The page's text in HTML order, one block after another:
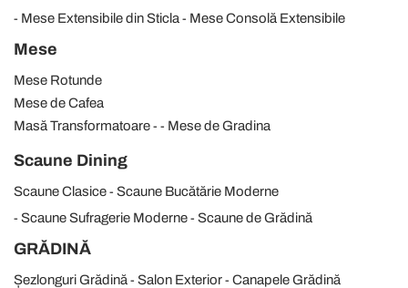
Mese Extensibile din Sticla
Mese Consolă Extensibile
Mese
Mese Rotunde
Mese de Cafea
Masă Transformatoare
Mese de Gradina
Scaune Dining
Scaune Clasice
Scaune Bucătărie Moderne
Scaune Sufragerie Moderne
Scaune de Grădină
GRĂDINĂ
Șezlonguri Grădină Salon Exterior
Canapele Grădină